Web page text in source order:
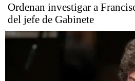
Ordenan investigar a
del jefe de Gabinete